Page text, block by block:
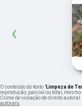
‹
O conteúdo do texto "Limpeza de
reprodução, parcial ou total,
Crime de violação de direito
autorais